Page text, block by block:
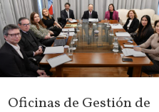
Oficinas de Gestión de